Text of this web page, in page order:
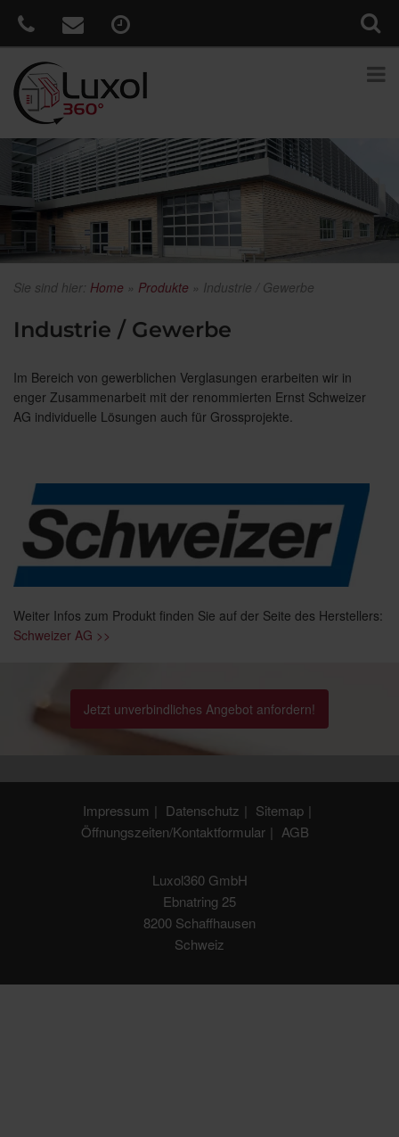
Sie sind hier: Home » Produkte » Industrie / Gewerbe
Industrie / Gewerbe
Im Bereich von gewerblichen Verglasungen erarbeiten wir in
enger Zusammenarbeit mit der renommierten Ernst Schweizer
AG individuelle Lösungen auch für Grossprojekte.
Weiter Infos zum Produkt finden Sie auf der Seite des Herstellers:
Schweizer AG >>
Jetzt unverbindliches Angebot anfordern!
Impressum Datenschutz
Sitemap
Öffnungszeiten/Kontaktformular
AGB
Luxol360 GmbH
Ebnatring 25
8200 Schaffhausen
Schweiz